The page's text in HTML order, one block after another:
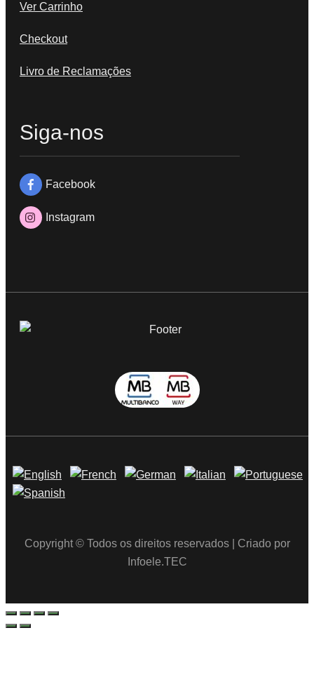
Ver Carrinho
Checkout
Livro de Reclamações
Siga-nos
Facebook
Instagram
Copyright © Todos os direitos reservados | Criado por
Infoele.TEC